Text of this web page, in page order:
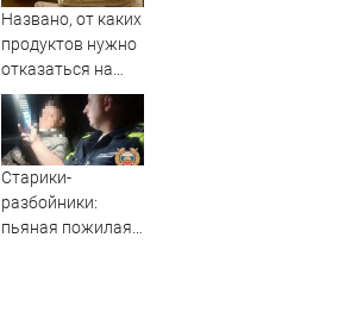
Названо, от каких
продуктов нужно
отказаться на
ужин
Старики-
разбойники:
пьяная пожилая